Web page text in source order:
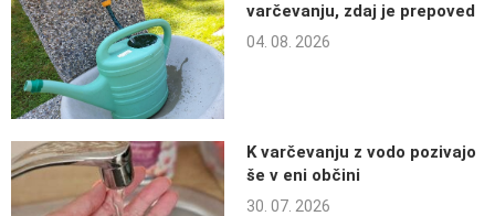
varčevanju, zdaj je prepoved
04. 08. 2026
K varčevanju z vodo pozivajo
še v eni občini
30. 07. 2026